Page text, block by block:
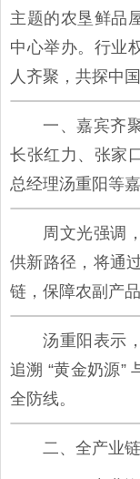
主题的农垦鲜品
中心举办。行业
人齐聚，共探中
一、嘉宾齐
长张红力、张家
总经理汤重阳等嘉
周文光强调
供新路径，将通
链，保障农副产品
汤重阳表示
追溯 “黄金奶源”
全防线。
二、全产业